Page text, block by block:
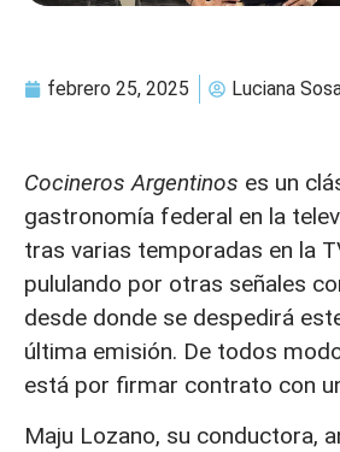
febrero 25, 2025 Luciana
Cocineros Argentinos es un
gastronomía federal en la
tras varias temporadas en la
pululando por otras señales
desde donde se despedirá
última emisión. De todos
está por firmar contrato con
Maju Lozano, su conductora,